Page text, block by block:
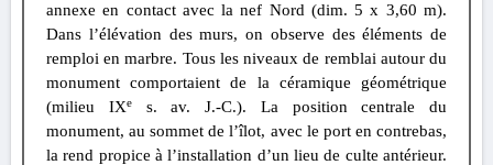
annexe en contact avec la nef Nord (dim. 5 x 3,60 m).
Dans l’élévation des murs, on observe des éléments de
remploi en marbre. Tous les niveaux de remblai autour du
monument comportaient de la céramique géométrique
(milieu IXes. av. J.-C.). La position centrale du
monument, au sommet de l’îlot, avec le port en contrebas,
la rend propice à l’installation d’un lieu de culte antérieur.